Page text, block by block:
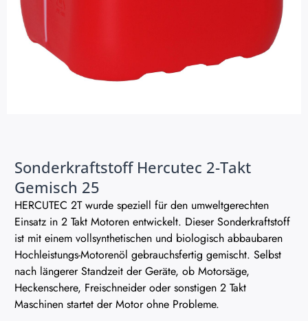
Sonderkraftstoff Hercutec 2-Takt
Gemisch 25
HERCUTEC 2T wurde speziell für den umweltgerechten
Einsatz in 2 Takt Motoren entwickelt. Dieser Sonderkraftstoff
ist mit einem vollsynthetischen und biologisch abbaubaren
Hochleistungs-Motorenöl gebrauchsfertig gemischt. Selbst
nach längerer Standzeit der Geräte, ob Motorsäge,
Heckenschere, Freischneider oder sonstigen 2 Takt
Maschinen startet der Motor ohne Probleme.